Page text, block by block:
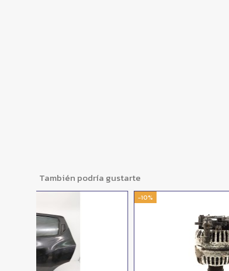
También podría gustarte